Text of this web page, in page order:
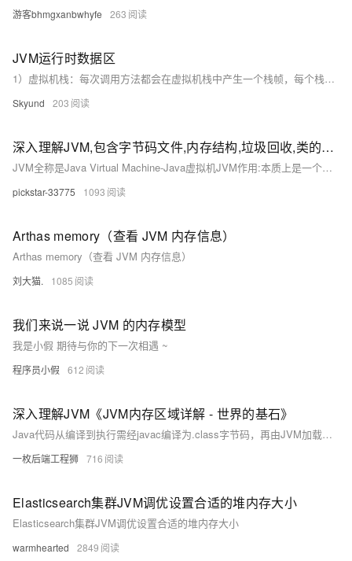
游客bhmgxanbwhyfe 263
JVM运行时数据区
1）虚拟机栈：每次调用方法都会在虚拟机栈中产生一个栈帧，每个栈帧中都有方法的参数、局部变量、方法出口等信息，方法执行完毕后释放栈帧 （2）本地方法栈：为native修饰的本地方法提供的空间，在HotSpot中与虚拟机合二为一
Skyund 203
深入理解JVM,包含字节码文件,内存结构,垃圾回收,类的声明周期,类加载器
JVM全称是Java Virtual Machine-Java虚拟机JVM作用:本质上是一个运行在计算机上的程序,职责是运行Java字节码文件,编译为机器码交由计算机运行类的生命周期概述:类的生命周期描述了一个类加载,使用,卸载的整个过类的生命周期阶段:类的声明周期主要分为五个阶段:加载->连接->初始化->使用->卸载,其中连接中分为三个小阶段验证->准备->解析类加载器的定义:JVM提供类加载器给Java程序去获取类和接口字节码数据类加载器的作用:类加载器接受字节码文件。
pickstar-33775 1093
Arthas memory（查看 JVM 内存信息）
Arthas memory（查看 JVM 内存信息）
刘大猫. 1085
我们来说一说 JVM 的内存模型
我是小假 期待与你的下一次相遇 ~
程序员小假 612
深入理解JVM《JVM内存区域详解 - 世界的基石》
Java代码从编译到执行需经javac编译为.class字节码，再由JVM加载运行。JVM内存分为线程私有（程序计数器、虚拟机栈、本地方法栈）和线程共享（堆、方法区）区域，其中堆是GC主战场，方法区在JDK 8+演变为使用本地内存的元空间，直接内存则用于提升NIO性能，但可能引发OOM。
一枚后端工程狮 716
Elasticsearch集群JVM调优设置合适的堆内存大小
Elasticsearch集群JVM调优设置合适的堆内存大小
warmhearted 2849